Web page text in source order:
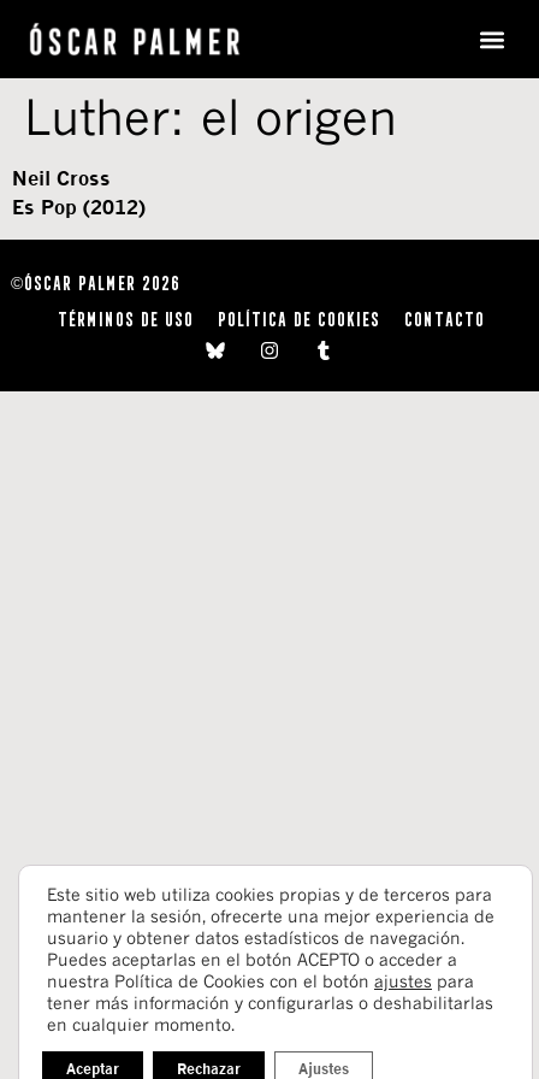
Luther: el origen
Neil Cross
Es Pop (2012)
©ÓSCAR PALMER 2026
TÉRMINOS DE USO
POLÍTICA DE COOKIES CONTACTO
Este sitio web utiliza cookies propias y de terceros para
mantener la sesión, ofrecerte una mejor experiencia de
usuario y obtener datos estadísticos de navegación.
Puedes aceptarlas en el botón ACEPTO o acceder a
nuestra Política de Cookies con el botón ajustes para
tener más información y configurarlas o deshabilitarlas
en cualquier momento.
Aceptar Rechazar Ajustes